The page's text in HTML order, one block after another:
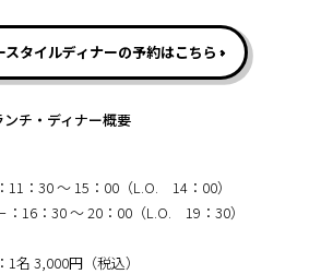
スタイルディナーの予約はこちら
チ・ディナー概要
11：30 ～ 15：00（L.O. 14：00）
：16：30 ～ 20：00（L.O. 19：30）
1名 3,000円（税込）